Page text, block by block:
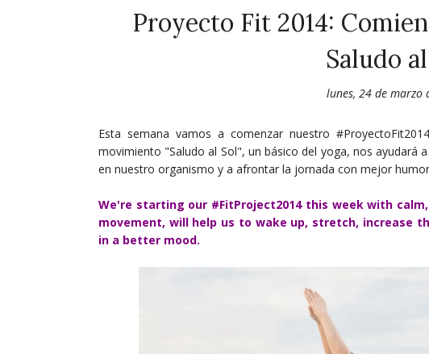
Proyecto Fit 2014:
Saludo
lunes, 24 de marzo
Esta semana vamos a comenzar nuestro
movimiento "Saludo al Sol", un básico del yoga, nos ayudará
en nuestro organismo y a afrontar la jornada con mejor
We're starting our #FitProject2014 this week with
movement, will help us to wake up, stretch, increase
in a better mood.